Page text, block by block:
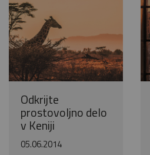
Odkrijte
prostovoljno delo
v Keniji
05.06.2014